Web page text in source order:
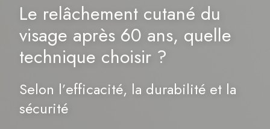
Le relâchement cutané du
visage après 60 ans, quelle
technique choisir ?
Selon l’efficacité, la durabilité et la
sécurité